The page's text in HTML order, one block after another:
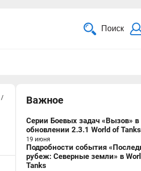
Поиск
/
Важное
Серии Боевых задач «Вызов» в
обновлении 2.3.1 World of Tanks
19 июня
Подробности события
рубеж: Северные земли» в
Tanks